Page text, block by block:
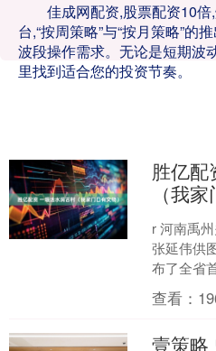
佳成网配资,股票配资10
台,“按周策略”与“按月策略”的
波段操作需求。无论是短期波
里找到适合您的投资节奏。
胜亿
（我
r 河南禹
张延伟供
布了全省
市磨街乡
理位置....
查看：
壹策略